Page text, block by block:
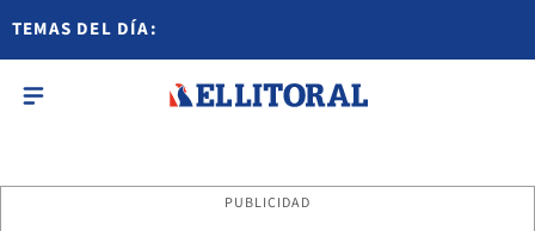
TEMAS DEL DÍA:
PUBLICIDAD